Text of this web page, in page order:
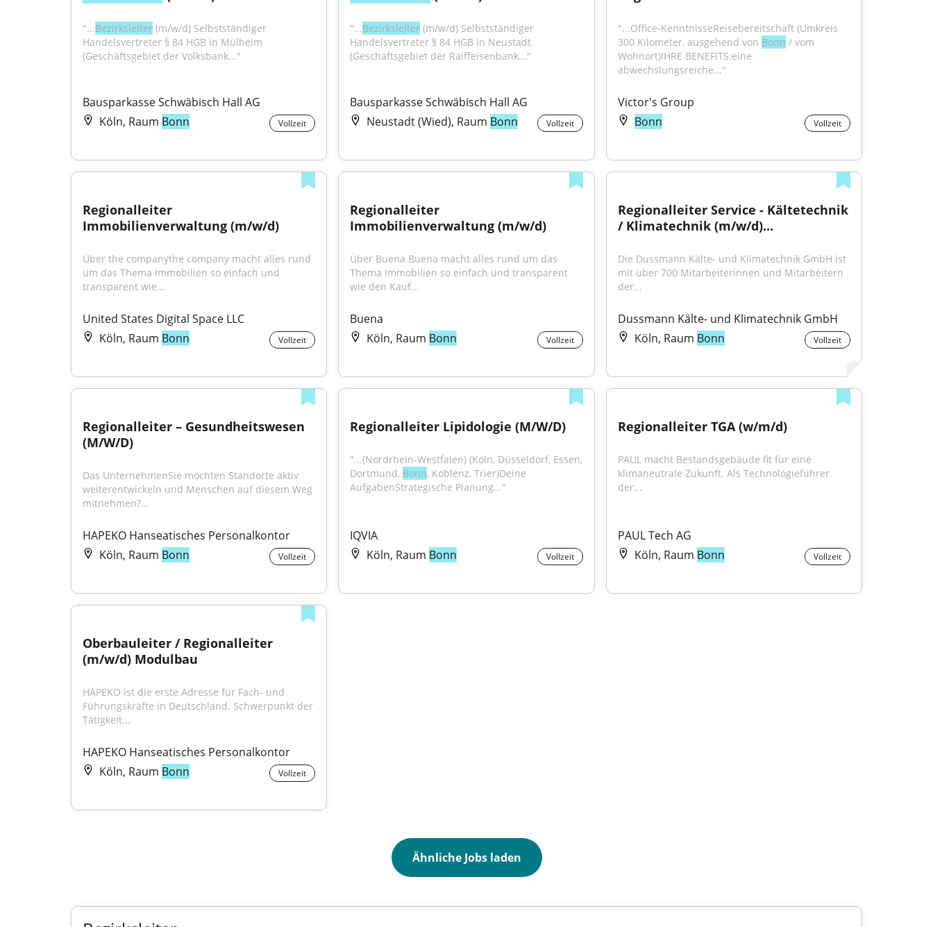
"...Bezirksleiter (m/w/d) Selbstständiger
Handelsvertreter § 84 HGB in Mülheim
(Geschäftsgebiet der Volksbank..."
Bausparkasse Schwäbisch Hall AG
Köln, Raum Bonn Vollzeit
"...Bezirksleiter (m/w/d) Selbstständiger
Handelsvertreter § 84 HGB in Neustadt
(Geschäftsgebiet der Raiffeisenbank..."
Bausparkasse Schwäbisch Hall AG
Neustadt (Wied), Raum Bonn Vollzeit
"...Office-KenntnisseReisebereitschaft (Umkreis
300 Kilometer, ausgehend von Bonn / vom
Wohnort)IHRE BENEFITS:eine
abwechslungsreiche..."
Victor's Group
Bonn
Vollzeit
Regionalleiter
Immobilienverwaltung (m/w/d)
Über the companythe company macht alles rund
um das Thema Immobilien so einfach und
transparent wie...
United States Digital Space LLC
Köln, Raum Bonn Vollzeit
Regionalleiter
Immobilienverwaltung (m/w/d)
Über Buena Buena macht alles rund um das
Thema Immobilien so einfach und transparent
wie den Kauf...
Buena
Köln, Raum Bonn Vollzeit
Regionalleiter Service - Kältetechnik
/ Klimatechnik (m/w/d)...
Die Dussmann Kälte- und Klimatechnik GmbH ist
mit über 700 Mitarbeiterinnen und Mitarbeitern
der...
Dussmann Kälte- und Klimatechnik GmbH
Köln, Raum Bonn Vollzeit
Regionalleiter – Gesundheitswesen
(M/W/D)
Das UnternehmenSie möchten Standorte aktiv
weiterentwickeln und Menschen auf diesem Weg
mitnehmen?...
HAPEKO Hanseatisches Personalkontor
Köln, Raum Bonn Vollzeit
Regionalleiter Lipidologie (M/W/D)
"...(Nordrhein-Westfalen) (Köln, Düsseldorf, Essen,
Dortmund, Bonn, Koblenz, Trier)Deine
AufgabenStrategische Planung..."
IQVIA
Köln, Raum Bonn Vollzeit
Regionalleiter TGA (w/m/d)
PAUL macht Bestandsgebäude fit für eine
klimaneutrale Zukunft. Als Technologieführer
der...
PAUL Tech AG
Köln, Raum Bonn Vollzeit
Oberbauleiter / Regionalleiter
(m/w/d) Modulbau
HAPEKO ist die erste Adresse für Fach- und
Führungskräfte in Deutschland. Schwerpunkt der
Tätigkeit...
HAPEKO Hanseatisches Personalkontor
Köln, Raum Bonn Vollzeit
Ähnliche Jobs laden